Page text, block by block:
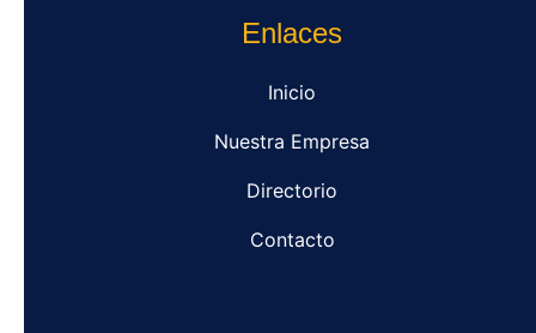
Enlaces
Inicio
Nuestra Empresa
Directorio
Contacto